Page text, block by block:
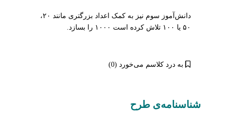
دانش‌آموز سوم نیز به کمک اعداد بزرگتری مانند ۲۰،
۵۰ یا ۱۰۰ تلاش کرده است ۱۰۰۰ را بسازد.
به درد کلاسم می‌خورد (0)
شناسنامه‌ی طرح